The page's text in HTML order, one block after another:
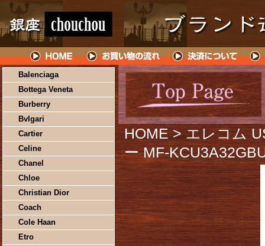
Balenciaga
Bottega Veneta
Burberry
Bvlgari
Cartier
Celine
Chanel
Chloe
Christian Dior
Coach
Cole Haan
Etro
HOME > エレコム
ー MF-